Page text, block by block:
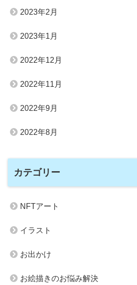
2023年2月
2023年1月
2022年12月
2022年11月
2022年9月
2022年8月
カテゴリー
NFTアート
イラスト
お出かけ
お絵描きのお悩み解決